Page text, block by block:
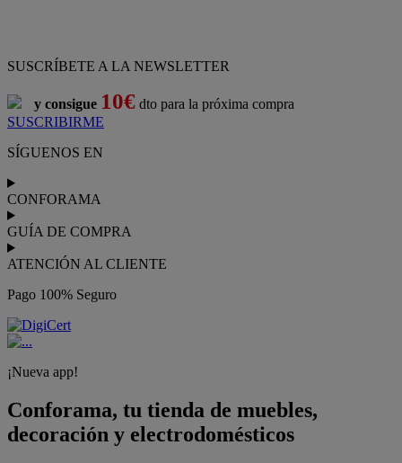
SUSCRÍBETE A LA NEWSLETTER
y consigue 10€ dto para la próxima compra
SUSCRIBIRME
SÍGUENOS EN
CONFORAMA
GUÍA DE COMPRA
ATENCIÓN AL CLIENTE
Pago 100% Seguro
¡Nueva app!
Conforama, tu tienda de muebles,
decoración y electrodomésticos